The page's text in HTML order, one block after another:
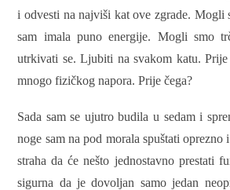
i odvesti na najviši kat ove zgrade. Mogli
sam imala puno energije. Mogli smo
utrkivati se. Ljubiti na svakom katu.
mnogo fizičkog napora. Prije čega?
Sada sam se ujutro budila u sedam i
noge sam na pod morala spuštati
straha da će nešto jednostavno prestati
sigurna da je dovoljan samo jedan